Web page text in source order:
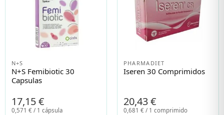
N+S
N+s Femibiotic 30
Capsulas
17,15 €
0,571 € / 1 cápsula
PHARMADIET
Iseren 30 Comprimidos
20,43 €
0,681 € / 1 comprimido